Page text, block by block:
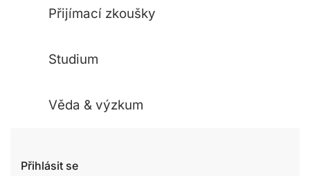
Přijímací zkoušky
Studium
Věda & výzkum
Přihlásit se